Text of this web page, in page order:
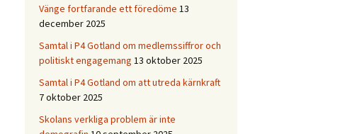
Vänge fortfarande ett föredöme 13
december 2025
Samtal i P4 Gotland om medlemssiffror och
politiskt engagemang 13 oktober 2025
Samtal i P4 Gotland om att utreda kärnkraft
7 oktober 2025
Skolans verkliga problem är inte